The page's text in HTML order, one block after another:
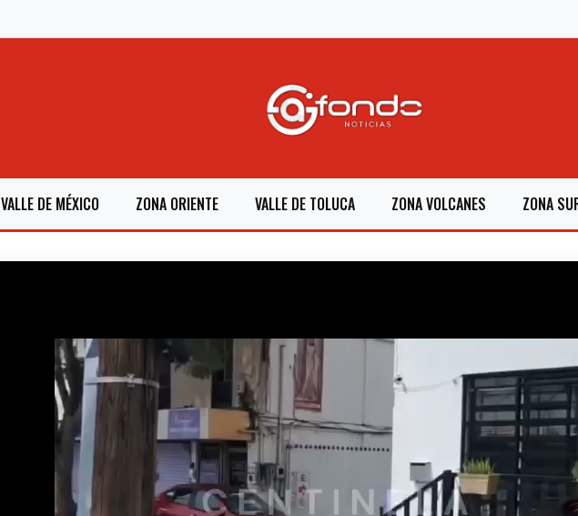
VALLE DE MÉXICO ZONA ORIENTE VALLE DE TOLUCA ZONA VOLCANES ZONA